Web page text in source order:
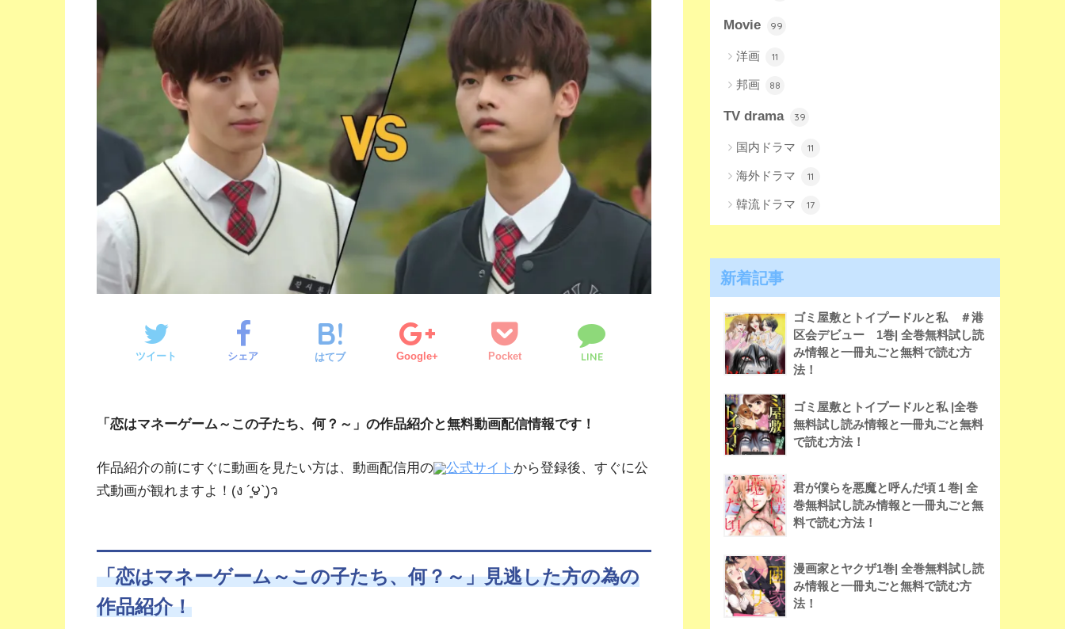
ツイート シェア はてブ Google+ Pocket LINE
「恋はマネーゲーム～この子たち、何？～」の作品紹介と無料動画配信情報です！
作品紹介の前にすぐに動画を見たい方は、動画配信用の 公式サイト から登録後、すぐに公
式動画が観れますよ！(ง ´͈౪`͈)ว
「恋はマネーゲーム～この子たち、何？～」見逃した方の為の
作品紹介！
Movie 99
洋画 11
邦画 88
TV drama 39
国内ドラマ 11
海外ドラマ 11
韓流ドラマ 17
新着記事
ゴミ屋敷とトイプードルと私 ＃港
区会デビュー 1巻| 全巻無料試し読
み情報と一冊丸ごと無料で読む方
法！
ゴミ屋敷とトイプードルと私 |全巻
無料試し読み情報と一冊丸ごと無料
で読む方法！
君が僕らを悪魔と呼んだ頃１巻| 全
巻無料試し読み情報と一冊丸ごと無
料で読む方法！
漫画家とヤクザ1巻| 全巻無料試し読
み情報と一冊丸ごと無料で読む方
法！